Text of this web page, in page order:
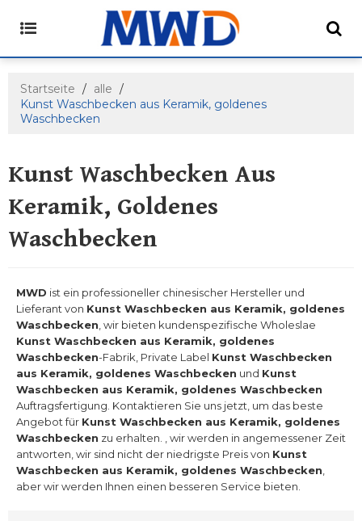
Startseite / alle /
Kunst Waschbecken aus Keramik, goldenes
Waschbecken
Kunst Waschbecken Aus
Keramik, Goldenes
Waschbecken
MWD ist ein professioneller chinesischer Hersteller und
Lieferant von Kunst Waschbecken aus Keramik, goldenes
Waschbecken , wir bieten kundenspezifische Wholeslae
Kunst Waschbecken aus Keramik, goldenes
Waschbecken-Fabrik, Private Label Kunst Waschbecken
aus Keramik, goldenes Waschbecken und Kunst
Waschbecken aus Keramik, goldenes Waschbecken
Auftragsfertigung. Kontaktieren Sie uns jetzt, um das beste
Angebot für Kunst Waschbecken aus Keramik, goldenes
Waschbecken zu erhalten. , wir werden in angemessener Zeit
antworten, wir sind nicht der niedrigste Preis von Kunst
Waschbecken aus Keramik, goldenes Waschbecken
aber wir werden Ihnen einen besseren Service bieten.